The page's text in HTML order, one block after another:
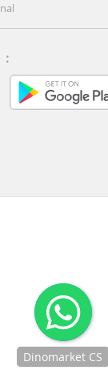
:
Dinomarket CS